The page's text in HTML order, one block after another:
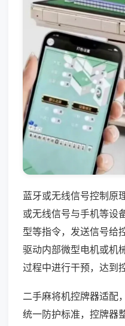
蓝牙或无线信号控制原
或无线信号与手机等设
型等指令，发送信号给
驱动内部微型电机或机
过程中进行干预，达到
二手麻将机控牌器适配
统一防护标准，控牌器